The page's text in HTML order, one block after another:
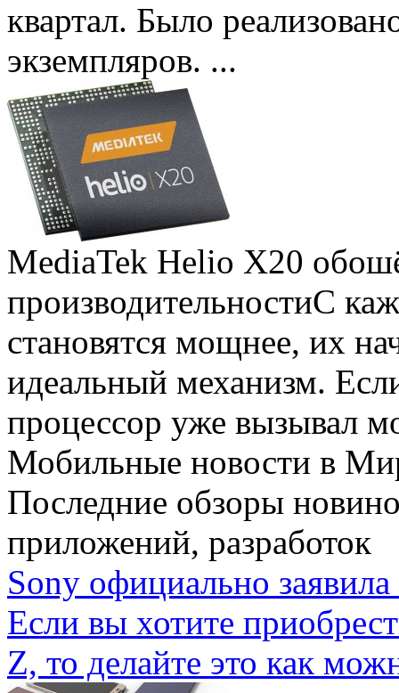
квартал. Было
экземпляров. ...
MediaTek Helio X20
производительностиС
становятся мощнее, их
идеальный механизм.
процессор уже вызывал
Мобильные новости в
Последние обзоры
приложений, разработок
Sony официально
Если вы хотите
Z, то делайте это как